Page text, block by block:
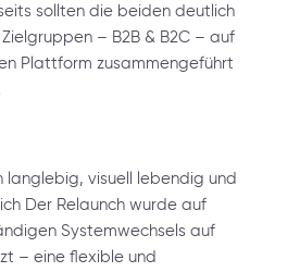
sollten die beiden deutlich
– B2B & B2C – auf
Plattform zusammengeführt
langlebig, visuell lebendig und
Der Relaunch wurde auf
Systemwechsels auf
– eine flexible und